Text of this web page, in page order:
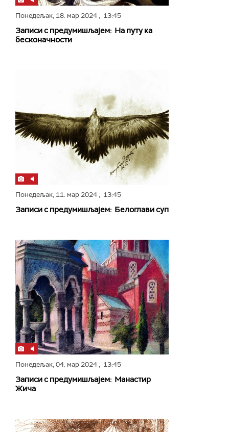
Понедељак, 18. мар 2024, 13:45
Записи с предумишљајем: На путу ка
бесконачности
Понедељак, 11. мар 2024, 13:45
Записи с предумишљајем: Белоглави суп
Понедељак,04. мар 2024, 13:45
Записи с предумишљајем: Манастир
Жича